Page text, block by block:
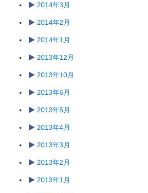
2014年3月
2014年2月
2014年1月
2013年12月
2013年10月
2013年6月
2013年5月
2013年4月
2013年3月
2013年2月
2013年1月